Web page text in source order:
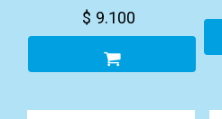
$ 9.100